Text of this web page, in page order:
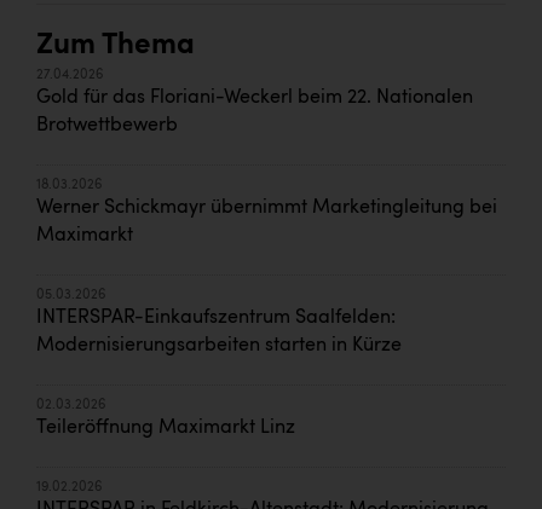
Zum Thema
27.04.2026
Gold für das Floriani-Weckerl beim 22. Nationalen
Brotwettbewerb
18.03.2026
Werner Schickmayr übernimmt Marketingleitung bei
Maximarkt
05.03.2026
INTERSPAR-Einkaufszentrum Saalfelden:
Modernisierungsarbeiten starten in Kürze
02.03.2026
Teileröffnung Maximarkt Linz
19.02.2026